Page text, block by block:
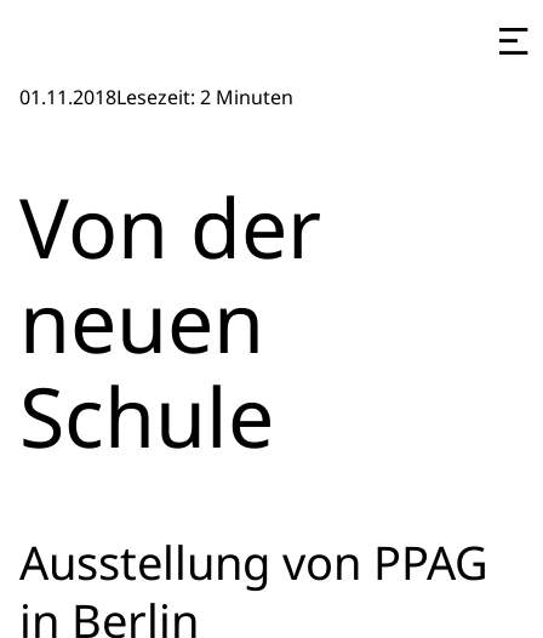
01.11.2018Lesezeit: 2 Minuten
Von der
neuen
Schule
Ausstellung von PPAG
in Berlin